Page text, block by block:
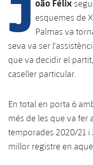
plusicon
més
Instal·lacions
Palau Blaugrana
Estadi Johan Cruyff
SUB13
SUB12
SUB11 A
SUB10 A
SUB10 B
SUB13 B
SUB12 C
SUB11 C
Entrades
Gameday
Resultats
Classificacions
Jugadors
Fotos
Base
Barça Atlètic
Junior
Cadet A
Cadet B
Infantil A
Campus Estiu
PLUSICON
Primer Equip
plusicon
més
Calendari
Entrades
Actualitat
Calendari
Base
plusicon
més
PLUSICON
MÉS
oão Félix
esquemes de
Palmas va
seva va ser
que va decidir el
caseller particular.
En total en porta 6
més de les que va fer
temporades 2020/21 i
millor registre en